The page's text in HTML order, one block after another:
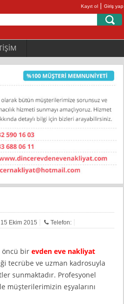
Kayıt ol | Giriş yap
Ekim 2015 Telefon:
öncü bir evden eve nakliyat
tecrübe ve uzman kadrosuyla
sunmaktadır. Profesyonel
müşterilerimizin eşyalarını